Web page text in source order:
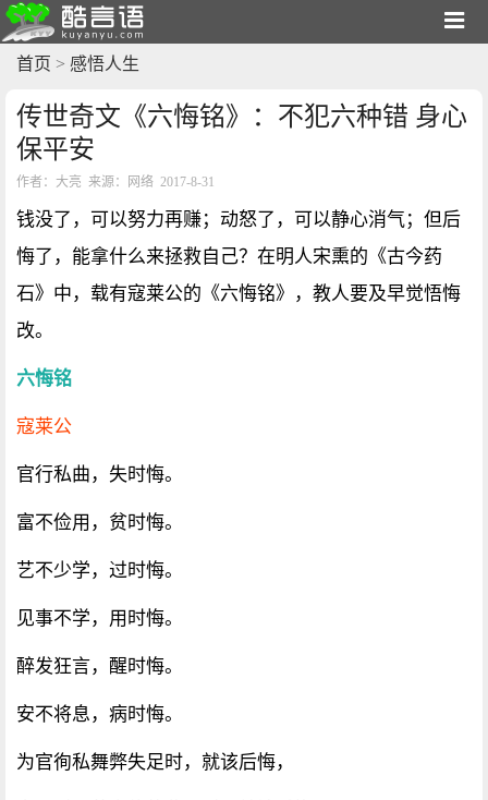
首页 > 感悟人生
传世奇文《六悔铭》：不犯六种错 身心
保平安
作者：大亮 来源：网络 2017-8-31
钱没了，可以努力再赚；动怒了，可以静心消气；但后
悔了，能拿什么来拯救自己？在明人宋熏的《古今药
石》中，载有寇莱公的《六悔铭》，教人要及早觉悟悔
改。
六悔铭
寇莱公
官行私曲，失时悔。
富不俭用，贫时悔。
艺不少学，过时悔。
见事不学，用时悔。
醉发狂言，醒时悔。
安不将息，病时悔。
为官徇私舞弊失足时，就该后悔，